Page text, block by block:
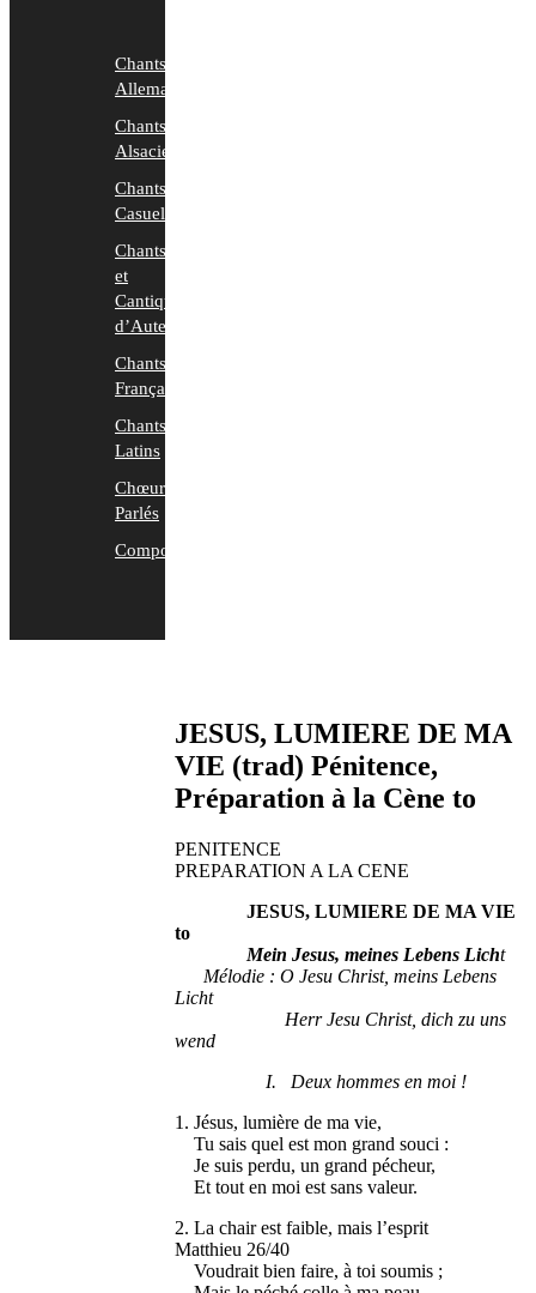
JESUS, LUMIERE DE MA
VIE (trad) Pénitence,
Préparation à la Cène to
PENITENCE
PREPARATION A LA CENE
JESUS, LUMIERE DE MA VIE
to
Mein Jesus, meines Lebens Licht
Mélodie : O Jesu Christ, meins Lebens
Licht
Herr Jesu Christ, dich zu uns
wend
I. Deux hommes en moi !
1. Jésus, lumière de ma vie,
Tu sais quel est mon grand souci :
Je suis perdu, un grand pécheur,
Et tout en moi est sans valeur.
2. La chair est faible, mais l’esprit
Matthieu 26/40
Voudrait bien faire, à toi soumis ;
Chants
Allemands
Chants
Alsaciens
Chants
Casuels
Chants
et
Cantiques
d’Auteurs
Chants
Français
Chants
Latins
Chœurs
Parlés
Compositions